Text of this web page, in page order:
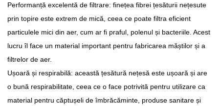
Performanță excelentă de filtrare: finețea fibrei țesăturii nețesute
prin topire este extrem de mică, ceea ce poate filtra eficient
particulele mici din aer, cum ar fi praful, polenul și bacteriile. Acest
lucru îl face un material important pentru fabricarea măștilor și a
filtrelor de aer.
Ușoară și respirabilă: această țesătură nețesă este ușoară și are
o bună respirabilitate, ceea ce o face potrivită pentru utilizare ca
material pentru căptușeli de îmbrăcăminte, produse sanitare și